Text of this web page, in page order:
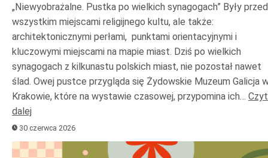
„Niewyobrażalne. Pustka po wielkich synagogach” Były
wszystkim miejscami religijnego kultu, ale także:
architektonicznymi perłami, punktami orientacyjnymi i
kluczowymi miejscami na mapie miast. Dziś po wielkich
synagogach z kilkunastu polskich miast, nie pozostał nawet
ślad. Owej pustce przygląda się Żydowskie Muzeum Galicja
Krakowie, które na wystawie czasowej, przypomina ich…
dalej
30 czerwca 2026
Odtwarzacz